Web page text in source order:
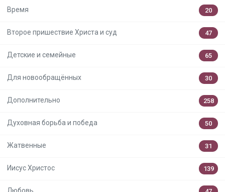
Время 20
Второе пришествие Христа и суд 47
Детские и семейные 65
Для новообращённых 30
Дополнительно 258
Духовная борьба и победа 50
Жатвенные 31
Иисус Христос 139